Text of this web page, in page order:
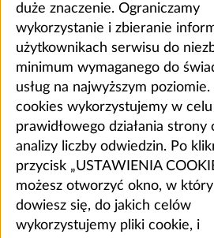
duże znaczenie. Ograniczamy
wykorzystanie i zbieranie
użytkownikach serwisu do
minimum wymaganego do
usług na najwyższym poziomie.
cookies wykorzystujemy w celu
prawidłowego działania strony
analizy liczby odwiedzin. Po
przycisk „USTAWIENIA
możesz otworzyć okno, w
dowiesz się, do jakich celów
wykorzystujemy pliki cookie, i